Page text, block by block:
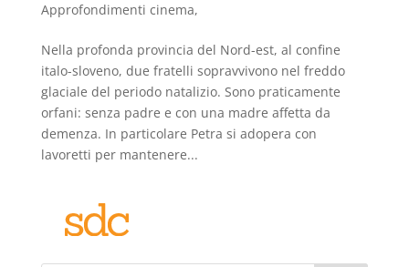
Approfondimenti cinema,
Nella profonda provincia del Nord-est, al confine
italo-sloveno, due fratelli sopravvivono nel freddo
glaciale del periodo natalizio. Sono praticamente
orfani: senza padre e con una madre affetta da
demenza. In particolare Petra si adopera con
lavoretti per mantenere...